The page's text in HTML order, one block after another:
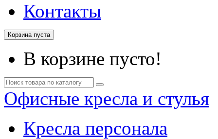
Контакты
Корзина пуста
В корзине пусто!
Офисные кресла и стулья
Кресла персонала